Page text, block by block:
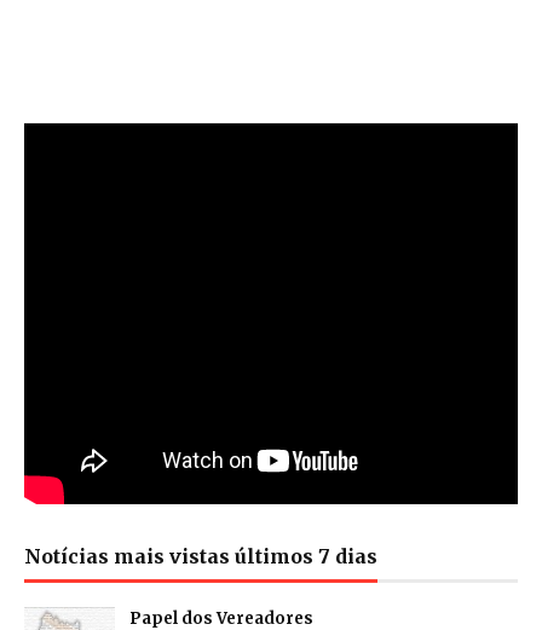
Notícias mais vistas últimos 7 dias
Papel dos Vereadores